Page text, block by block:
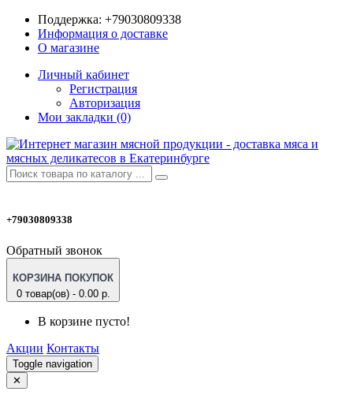
Поддержка: +79030809338
Информация о доставке
О магазине
Личный кабинет
Регистрация
Авторизация
Мои закладки (0)
+79030809338
Обратный звонок
КОРЗИНА ПОКУПОК
0 товар(ов) - 0.00 р.
В корзине пусто!
Акции Контакты
Toggle navigation
✕